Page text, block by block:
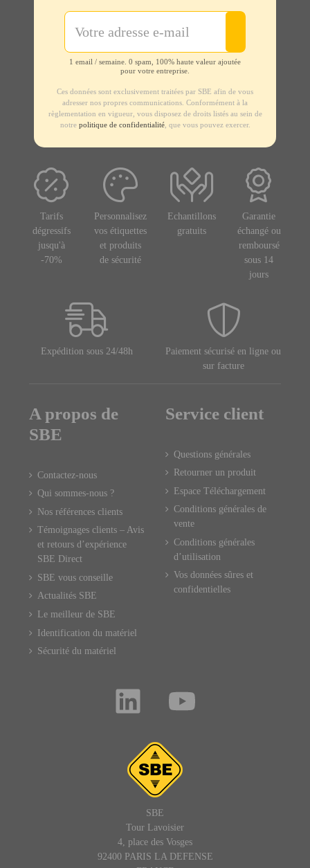
1 email / semaine. 0 spam, 100% haute valeur ajoutée
pour votre entreprise.
Ces données sont exclusivement traitées par SBE afin de vous
adresser nos propres communications. Conformément à la
règlementation en vigueur, vous disposez de droits listés au sein de
notre politique de confidentialité, que vous pouvez exercer.
Tarifs
dégressifs
jusqu'à
-70%
Personnalisez
vos étiquettes
et produits
de sécurité
Echantillons
gratuits
Garantie
échangé ou
remboursé
sous 14
jours
Expédition sous 24/48h
Paiement sécurisé en ligne ou
sur facture
A propos de
SBE
Contactez-nous
Qui sommes-nous ?
Nos références clients
Témoignages clients – Avis
et retours d’expérience
SBE Direct
SBE vous conseille
Actualités SBE
Le meilleur de SBE
Identification du matériel
Sécurité du matériel
Service client
Questions générales
Retourner un produit
Espace Téléchargement
Conditions générales de
vente
Conditions générales
d’utilisation
Vos données sûres et
confidentielles
SBE
Tour Lavoisier
4, place des Vosges
92400 PARIS LA DEFENSE